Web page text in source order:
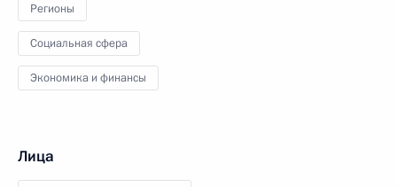
Регионы
Социальная сфера
Экономика и финансы
Лица